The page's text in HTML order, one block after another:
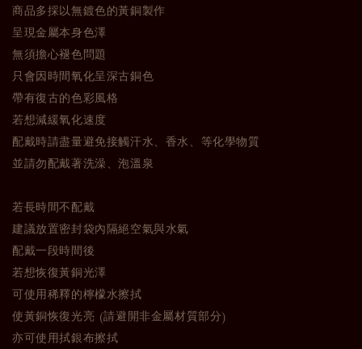
商品多採以無鍍色的黃銅製作
呈現金屬本身色澤
無須擔心褪色問題
只會因時間氧化呈深古銅色
帶有復古的色彩風格
若想減緩氧化速度
配戴時請盡量避免接觸汗水、香水、等化學物質
並請勿配戴著洗澡、泡溫泉
若長時間不配戴
建議放置密封袋內隔絕空氣與水氣
配戴一段時間後
若想恢復黃銅光澤
可使用稀釋的檸檬水擦拭
使黃銅恢復光亮 (請避開非金屬材質部分)
亦可使用拭銀布擦拭